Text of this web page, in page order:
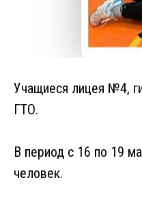
Учащиеся лицея №4,
ГТО.
В период с 16 по 19
человек.